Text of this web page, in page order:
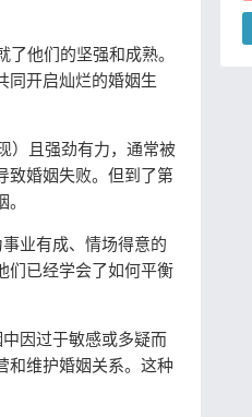
他们的坚强和成熟。
同开启灿烂的婚姻生
）且强劲有力，通常被
致婚姻失败。但到了第
业有成、情场得意的
们已经学会了如何平衡
因过于敏感或多疑而
和维护婚姻关系。这种